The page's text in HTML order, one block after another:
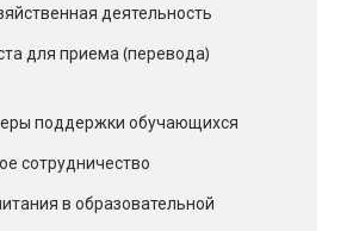
деятельность
для приема (перевода)
поддержки обучающихся
сотрудничество
в образовательной